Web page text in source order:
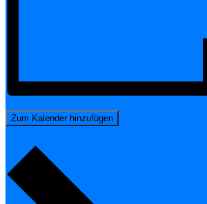
Zum Kalender hinzufügen